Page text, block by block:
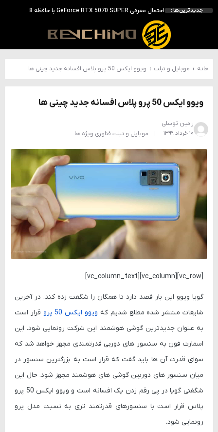
جدیدترین‌ها :
انویدیا DLSS 5 را با سه مدل هوش مصنوعی معرفی کرد؛ انتقادهای اولیه نتیجه داد
انویدیا پردازنده 88 هسته‌ای Vera را معرفی کرد؛ CPU اختصاصی برای نسل بعدی هوش مصنوعی
بالاخره سنسور Hotspot کارت‌های RTX 50 ظاهر شد؛ HWMonitor 1.65 تنها نماینده نمایش نیست
بررسی کیس GAMDIAS NESO P1 Pro؛ فول‌تاوری مهندسی‌شده برای سیستم‌های رده‌بالا
خانه › موبایل و تبلت › ویوو ایکس 50 پرو پلاس افسانه جدید چینی ها
ویوو ایکس 50 پرو پلاس افسانه جدید چینی ها
رامین توسلی
۱۰ خرداد ۱۳۹۹
موبایل و تبلت فناوری ویژه ها
[vc_row][vc_column][vc_column_text]
گویا ویوو این بار قصد دارد تا همگان را شگفت زده کند. در آخرین
شایعات منتشر شده مطلع شدیم که ویوو ایکس 50 پرو
قرار است
به عنوان جدیدترین گوشی هوشمند این شرکت رونمایی شود. این
اسمارت فون به سنسور های دوربی قدرتمندی مجهز خواهد شد که
سوای قدرت آن ها باید گفت که قرار است به بزرگترین سنسور در
میان سنسور های دوربین گوشی های هوشمند مجهز شود. حال این
شگفتی گویا در پی رقم زدن یک افسانه است و ویوو ایکس 50 پرو
پلاس قرار است با سنسورهای قدرتمند تری به نسبت مدل پرو
رونمایی شود.